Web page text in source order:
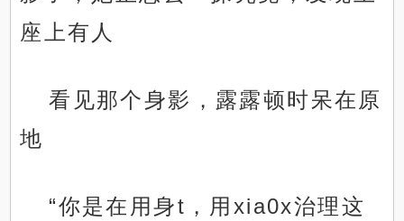
座上有人
看见那个身影，露露顿时呆在原
地
“你是在用身t，用xia0x治理这